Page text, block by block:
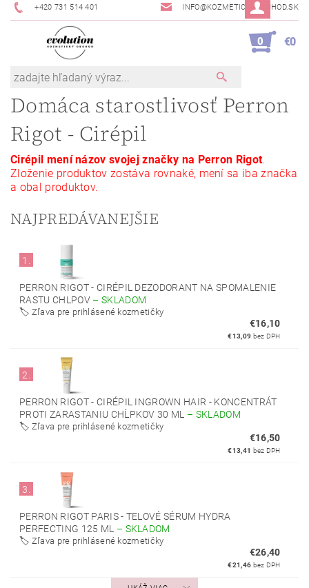
+420 731 514 401 INFO@KOZMETICKYOBCHOD.SK
0 €0
Domáca starostlivosť Perron
Rigot - Cirépil
Cirépil mení názov svojej značky na Perron Rigot.
Zloženie produktov zostáva rovnaké, mení sa iba značka
a obal produktov.
NAJPREDÁVANEJŠIE
1.
PERRON RIGOT - CIRÉPIL DEZODORANT NA SPOMALENIE
RASTU CHLPOV – SKLADOM
🏷️ Zľava pre prihlásené kozmetičky
€16,10
€13,09 bez DPH
2.
PERRON RIGOT - CIRÉPIL INGROWN HAIR - KONCENTRÁT
PROTI ZARASTANIU CHĹPKOV 30 ML – SKLADOM
🏷️ Zľava pre prihlásené kozmetičky
€16,50
€13,41 bez DPH
3.
PERRON RIGOT PARIS - TELOVÉ SÉRUM HYDRA
PERFECTING 125 ML – SKLADOM
🏷️ Zľava pre prihlásené kozmetičky
€26,40
€21,46 bez DPH